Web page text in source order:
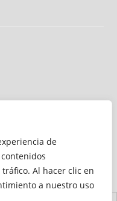
de
Al hacer clic en
a nuestro uso